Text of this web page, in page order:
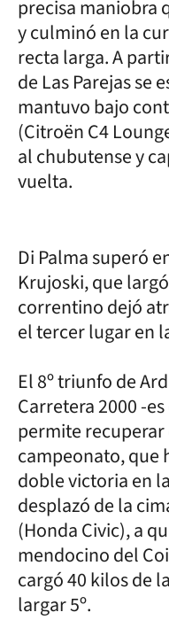
precisa maniobra
y culminó en la
recta larga. A
de Las Parejas se
mantuvo bajo
(Citroën C4
al chubutense y
vuelta.
Di Palma superó
Krujoski, que
correntino dejó
el tercer lugar en
El 8º triunfo de
Carretera 2000 -
permite
campeonato, que
doble victoria en
desplazó de la
(Honda Civic), a
mendocino del
cargó 40 kilos de
largar 5º.